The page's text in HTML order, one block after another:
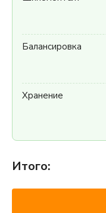
Балансировка
Хранение
Итого: